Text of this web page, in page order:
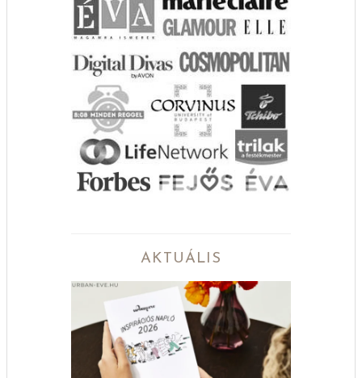
AKTUÁLIS